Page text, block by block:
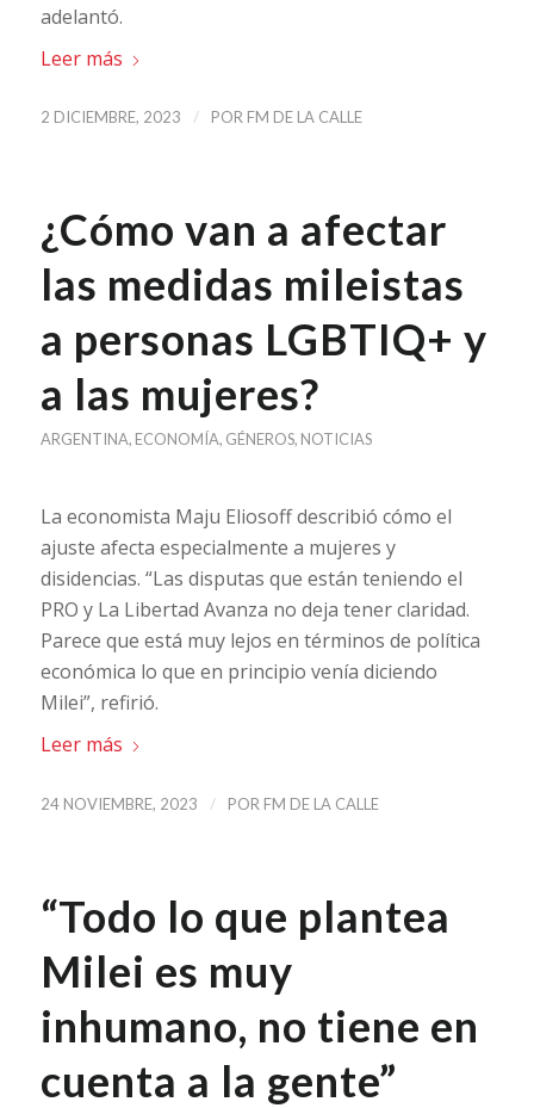
adelantó.
Leer más
2 DICIEMBRE, 2023 / POR FM DE LA CALLE
¿Cómo van a afectar
las medidas mileistas
a personas LGBTIQ+ y
a las mujeres?
ARGENTINA, ECONOMÍA, GÉNEROS, NOTICIAS
La economista Maju Eliosoff describió cómo el
ajuste afecta especialmente a mujeres y
disidencias. “Las disputas que están teniendo el
PRO y La Libertad Avanza no deja tener claridad.
Parece que está muy lejos en términos de política
económica lo que en principio venía diciendo
Milei”, refirió.
Leer más
24 NOVIEMBRE, 2023 / POR FM DE LA CALLE
“Todo lo que plantea
Milei es muy
inhumano, no tiene en
cuenta a la gente”